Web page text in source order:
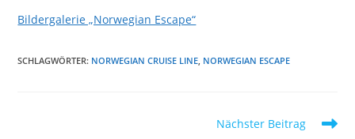
Bildergalerie „Norwegian Escape“
SCHLAGWÖRTER: NORWEGIAN CRUISE LINE NORWEGIAN ESCAPE
Nächster Beitrag